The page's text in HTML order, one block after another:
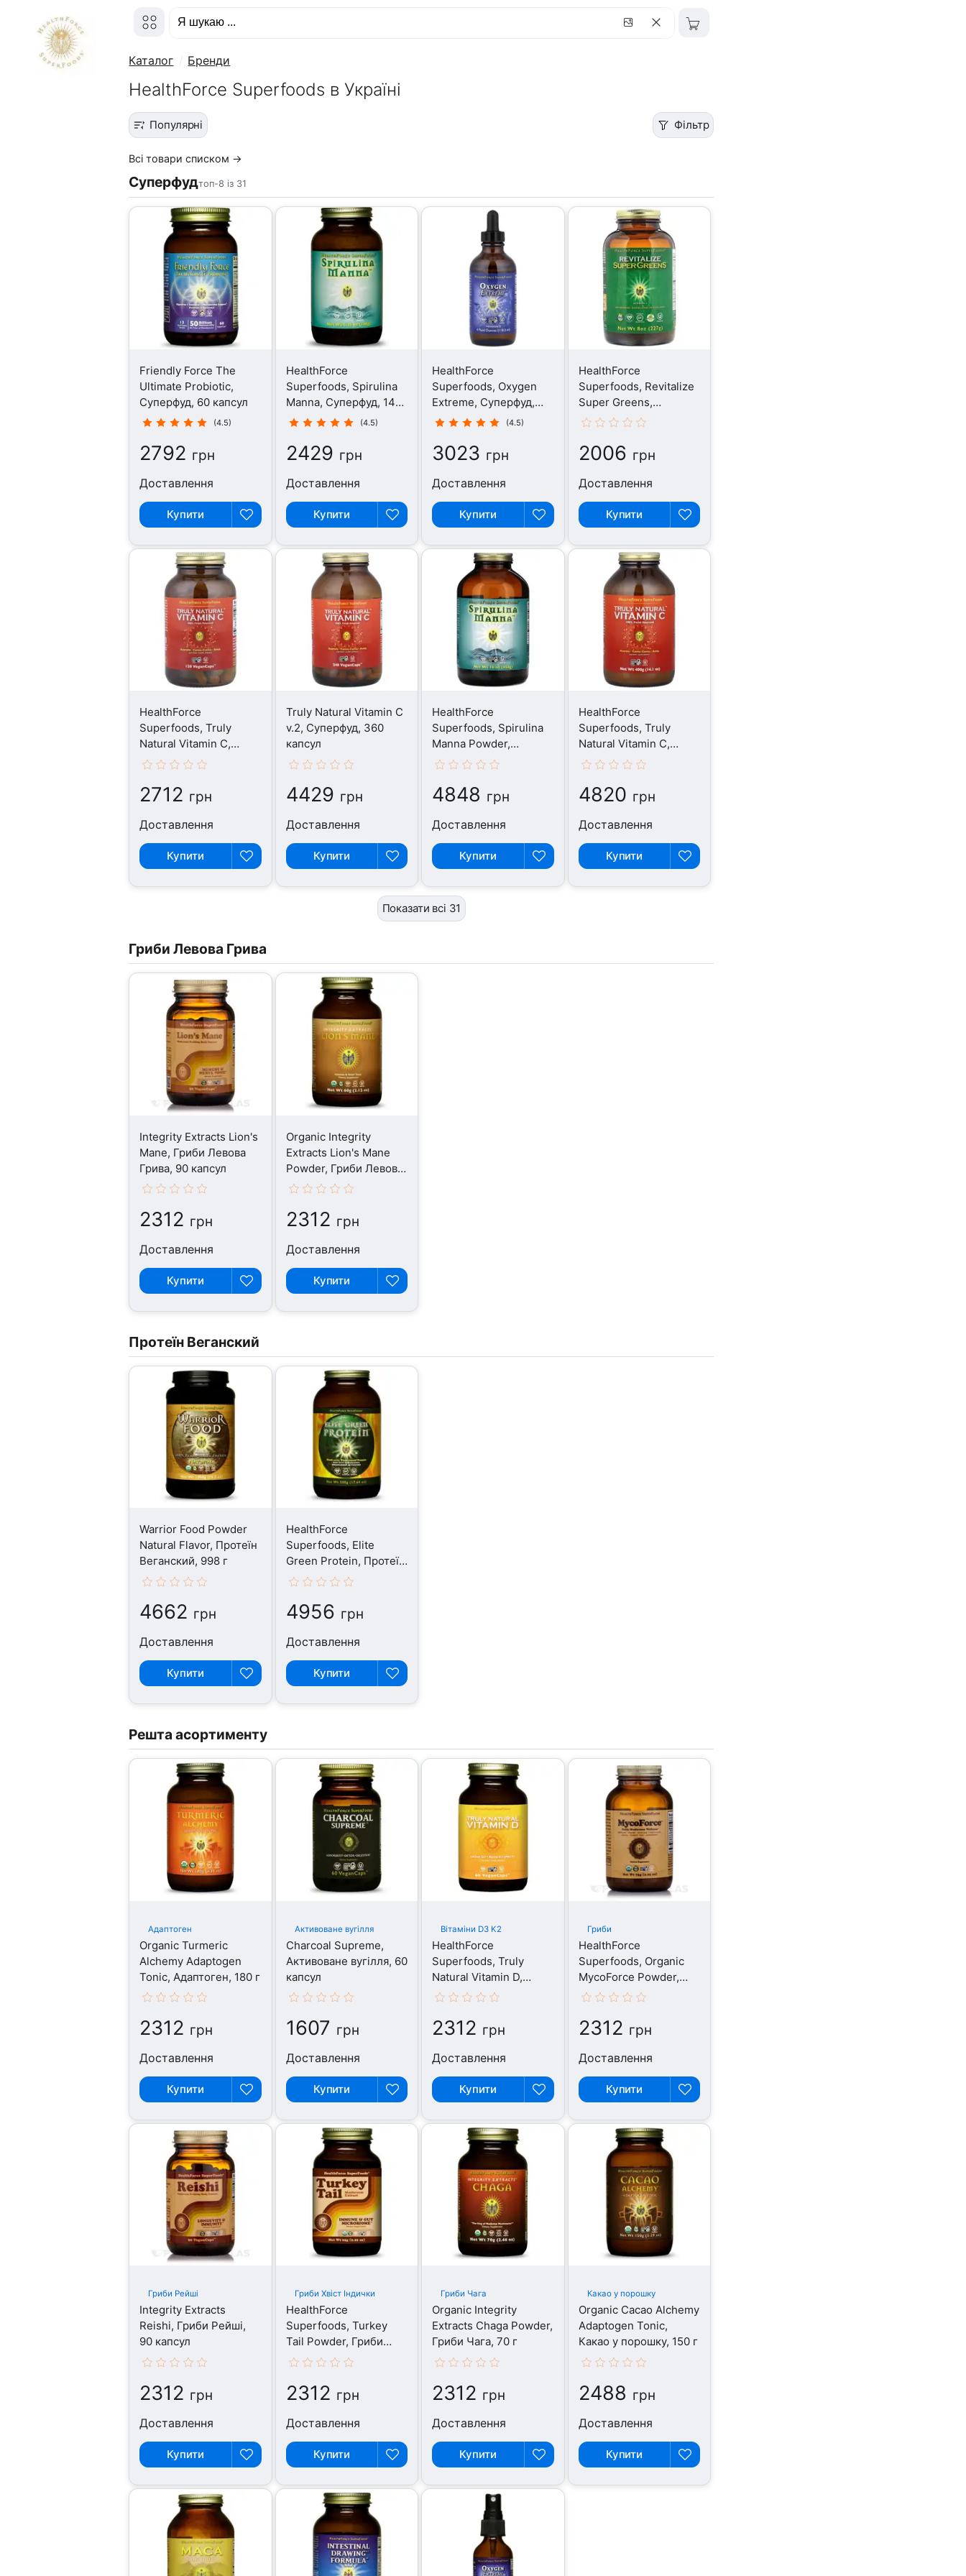
Каталог Бренди
HealthForce Superfoods в Україні
Популярні Фільтр
Всі товари списком →
Суперфудтоп-8 із 31
Friendly Force The
Ultimate Probiotic,
Суперфуд, 60 капсул
(4.5)
2792 грн
Доставлення
Купити
HealthForce
Superfoods, Spirulina
Manna, Суперфуд, 149
г
(4.5)
2429 грн
Доставлення
Купити
HealthForce
Superfoods, Oxygen
Extreme, Суперфуд,
118.2 мл
(4.5)
3023 грн
Доставлення
Купити
HealthForce
Superfoods, Revitalize
Super Greens,
Суперфуд, 227 г
2006 грн
Доставлення
Купити
HealthForce
Superfoods, Truly
Natural Vitamin C,
Суперфуд, 120 капсул
2712 грн
Доставлення
Купити
Truly Natural Vitamin C
v.2, Суперфуд, 360
капсул
4429 грн
Доставлення
Купити
HealthForce
Superfoods, Spirulina
Manna Powder,
Суперфуд, 453.5 г
4848 грн
Доставлення
Купити
HealthForce
Superfoods, Truly
Natural Vitamin C,
Суперфуд, 270 г
4820 грн
Доставлення
Купити
Показати всі 31
Гриби Левова Грива
Integrity Extracts Lion's
Mane, Гриби Левова
Грива, 90 капсул
2312 грн
Доставлення
Купити
Organic Integrity
Extracts Lion's Mane
Powder, Гриби Левова
Грива, 60 г
2312 грн
Доставлення
Купити
Протеїн Веганский
Warrior Food Powder
Natural Flavor, Протеїн
Веганский, 998 г
4662 грн
Доставлення
Купити
HealthForce
Superfoods, Elite
Green Protein, Протеїн
Веганский, 500 г
4956 грн
Доставлення
Купити
Решта асортименту
Адаптоген
Organic Turmeric
Alchemy Adaptogen
Tonic, Адаптоген, 180 г
2312 грн
Доставлення
Купити
Активоване вугілля
Charcoal Supreme,
Активоване вугілля, 60
капсул
1607 грн
Доставлення
Купити
Вітаміни D3 K2
HealthForce
Superfoods, Truly
Natural Vitamin D,
Вітаміни D3 K2, 1 шт
2312 грн
Доставлення
Купити
Гриби
HealthForce
Superfoods, Organic
MycoForce Powder,
Гриби, 75 г
2312 грн
Доставлення
Купити
Гриби Рейші
Integrity Extracts
Reishi, Гриби Рейші,
90 капсул
2312 грн
Доставлення
Купити
Гриби Хвіст Індички
HealthForce
Superfoods, Turkey
Tail Powder, Гриби
Хвіст Індички, 65 г
2312 грн
Доставлення
Купити
Гриби Чага
Organic Integrity
Extracts Chaga Powder,
Гриби Чага, 70 г
2312 грн
Доставлення
Купити
Какао у порошку
Organic Cacao Alchemy
Adaptogen Tonic,
Какао у порошку, 150 г
2488 грн
Доставлення
Купити